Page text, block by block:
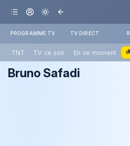
PROGRAMME TV TV DIRECT
TNT TV ce soir En ce moment
Bruno Safadi